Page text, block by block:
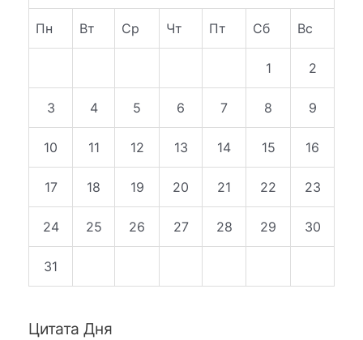
Пн Вт Ср Чт Пт Сб Вс
1 2
3 4 5 6 7 8 9
10 11 12 13 14 15 16
17 18 19 20 21 22 23
24 25 26 27 28 29 30
31
Цитата Дня